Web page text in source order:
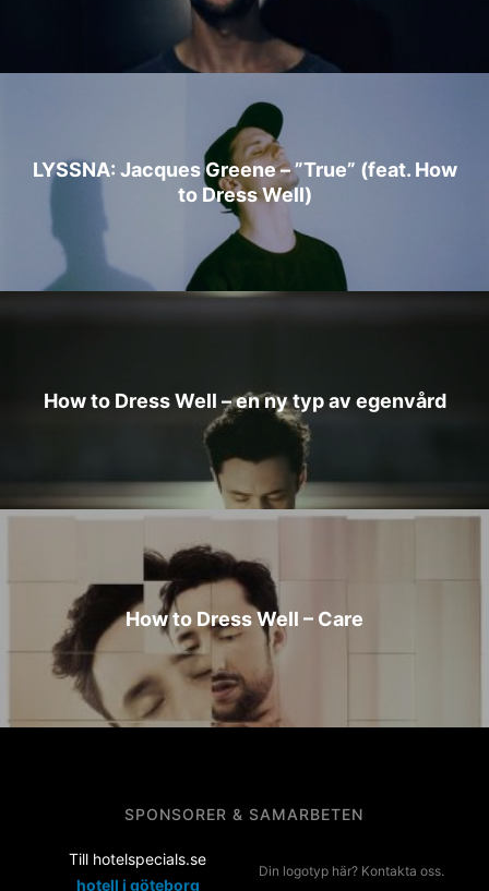
LYSSNA: Jacques Greene – ”True” (feat. How
to Dress Well)
How to Dress Well – en ny typ av egenvård
How to Dress Well – Care
SPONSORER & SAMARBETEN
Till hotelspecials.se
hotell i göteborg
Din logotyp här? Kontakta oss.